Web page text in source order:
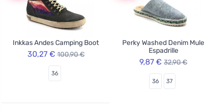
Inkkas Andes Camping Boot
30,27 € 100,90 €
36
Perky Washed Denim Mule
Espadrille
9,87 € 32,90 €
36 37